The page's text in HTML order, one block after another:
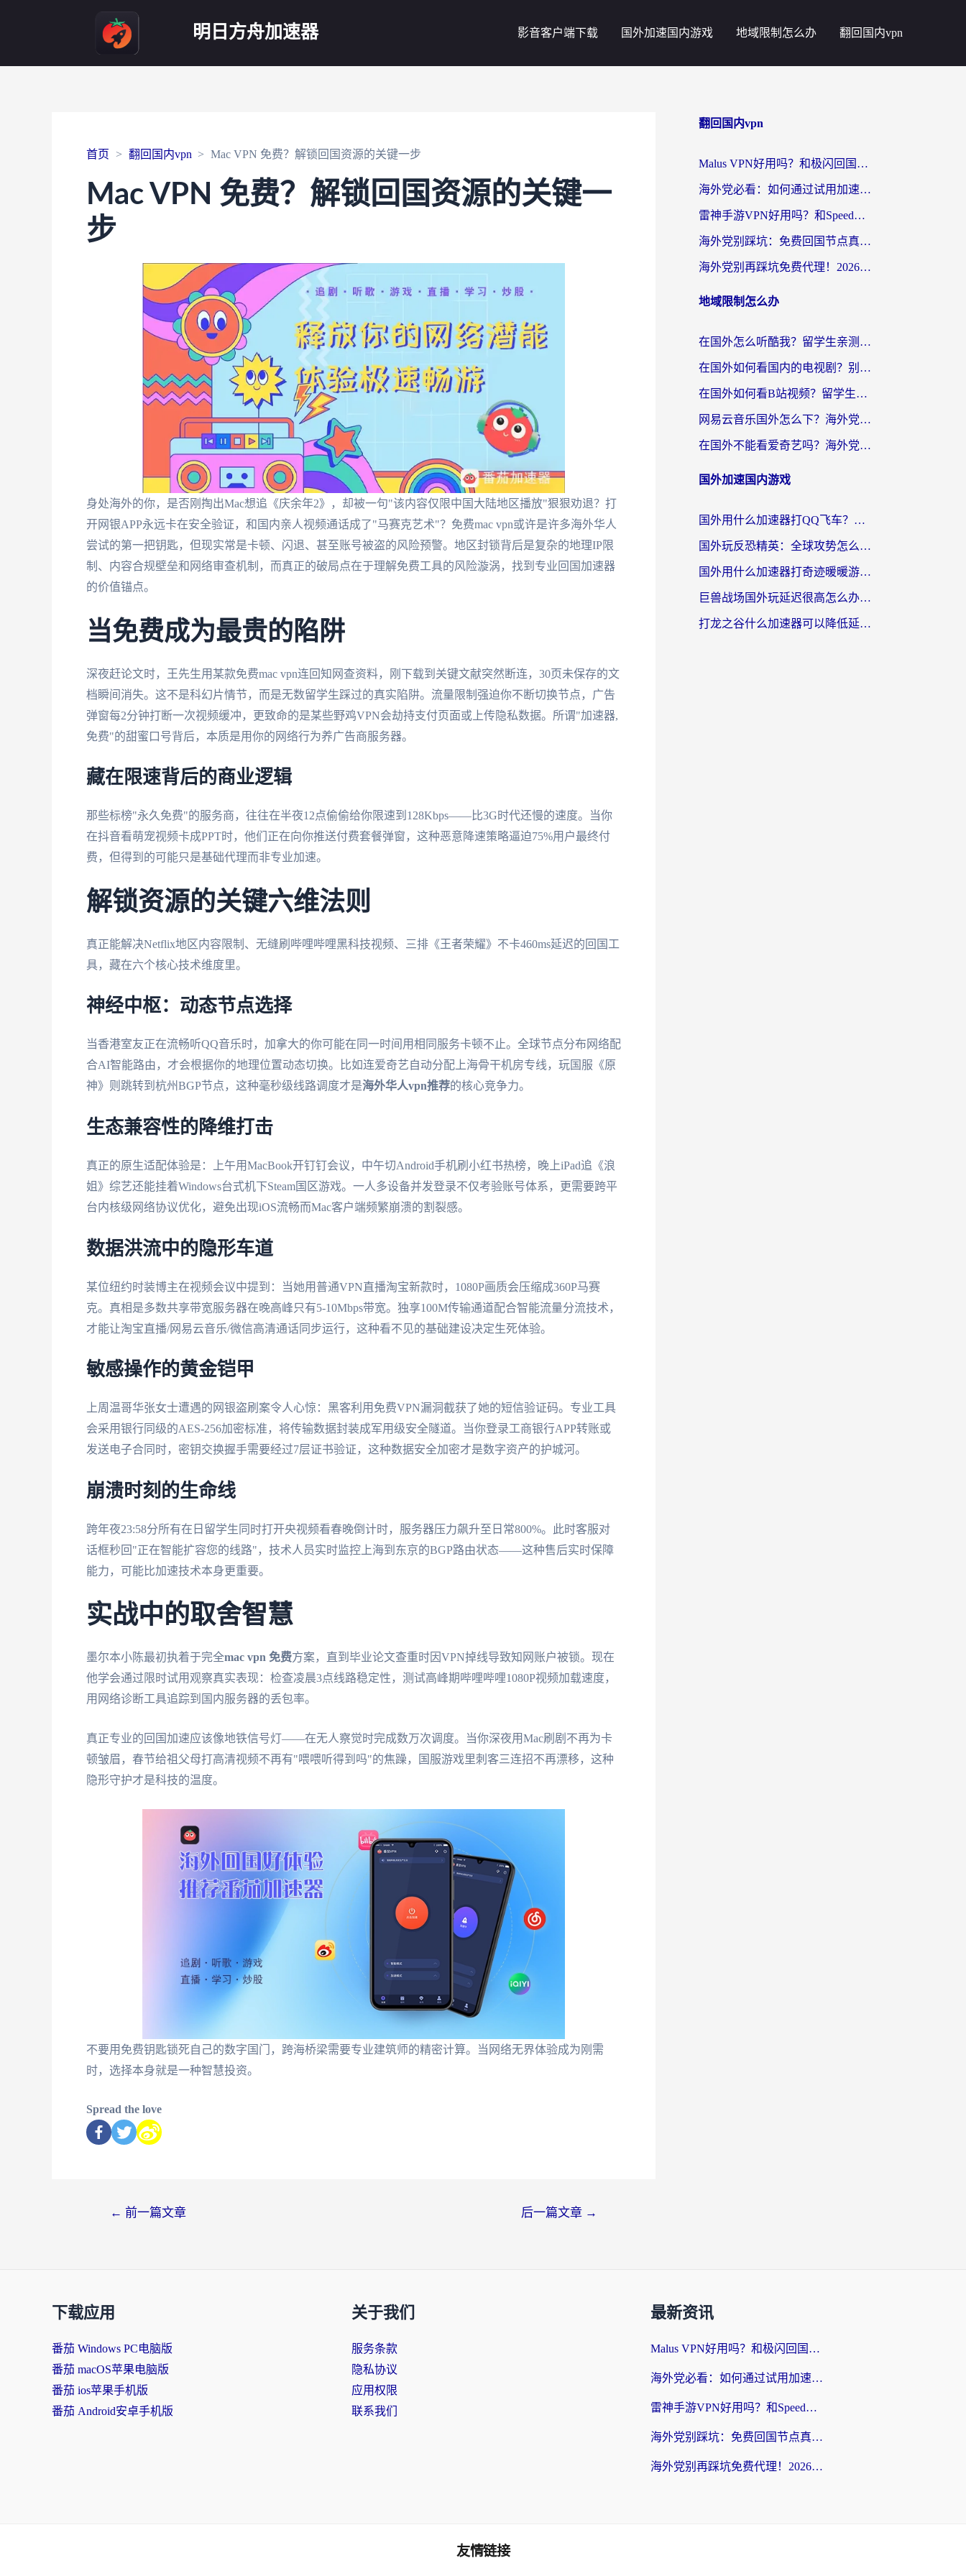
明日方舟加速器 影音客户端下载 国外加速国内游戏 地域限制怎么办 翻回国内vpn
首页 翻回国内vpn Mac VPN 免费？解锁回国资源的关键一步
Mac VPN 免费？解锁回国资源的关键一
步
身处海外的你，是否刚掏出Mac想追《庆余年2》，却被一句"该内容仅限中国大陆地区播放"狠狠劝退？打
开网银APP永远卡在安全验证，和国内亲人视频通话成了"马赛克艺术"？免费mac vpn或许是许多海外华人
尝试的第一把钥匙，但现实常是卡顿、闪退、甚至账号被盗的风险预警。地区封锁背后是复杂的地理IP限
制、内容合规壁垒和网络审查机制，而真正的破局点在于理解免费工具的风险漩涡，找到专业回国加速器
的价值锚点。
当免费成为最贵的陷阱
深夜赶论文时，王先生用某款免费mac vpn连回知网查资料，刚下载到关键文献突然断连，30页未保存的文
档瞬间消失。这不是科幻片情节，而是无数留学生踩过的真实陷阱。流量限制强迫你不断切换节点，广告
弹窗每2分钟打断一次视频缓冲，更致命的是某些野鸡VPN会劫持支付页面或上传隐私数据。所谓"加速器,
免费"的甜蜜口号背后，本质是用你的网络行为养广告商服务器。
藏在限速背后的商业逻辑
那些标榜"永久免费"的服务商，往往在半夜12点偷偷给你限速到128Kbps——比3G时代还慢的速度。当你
在抖音看萌宠视频卡成PPT时，他们正在向你推送付费套餐弹窗，这种恶意降速策略逼迫75%用户最终付
费，但得到的可能只是基础代理而非专业加速。
解锁资源的关键六维法则
真正能解决Netflix地区内容限制、无缝刷哔哩哔哩黑科技视频、三排《王者荣耀》不卡460ms延迟的回国工
具，藏在六个核心技术维度里。
神经中枢：动态节点选择
当香港室友正在流畅听QQ音乐时，加拿大的你可能在同一时间用相同服务卡顿不止。全球节点分布网络配
合AI智能路由，才会根据你的地理位置动态切换。比如连爱奇艺自动分配上海骨干机房专线，玩国服《原
神》则跳转到杭州BGP节点，这种毫秒级线路调度才是海外华人vpn推荐的核心竞争力。
生态兼容性的降维打击
真正的原生适配体验是：上午用MacBook开钉钉会议，中午切Android手机刷小红书热榜，晚上iPad追《浪
姐》综艺还能挂着Windows台式机下Steam国区游戏。一人多设备并发登录不仅考验账号体系，更需要跨平
台内核级网络协议优化，避免出现iOS流畅而Mac客户端频繁崩溃的割裂感。
数据洪流中的隐形车道
某位纽约时装博主在视频会议中提到：当她用普通VPN直播淘宝新款时，1080P画质会压缩成360P马赛
克。真相是多数共享带宽服务器在晚高峰只有5-10Mbps带宽。独享100M传输通道配合智能流量分流技术，
才能让淘宝直播/网易云音乐/微信高清通话同步运行，这种看不见的基础建设决定生死体验。
敏感操作的黄金铠甲
上周温哥华张女士遭遇的网银盗刷案令人心惊：黑客利用免费VPN漏洞截获了她的短信验证码。专业工具
会采用银行同级的AES-256加密标准，将传输数据封装成军用级安全隧道。当你登录工商银行APP转账或
发送电子合同时，密钥交换握手需要经过7层证书验证，这种数据安全加密才是数字资产的护城河。
崩溃时刻的生命线
跨年夜23:58分所有在日留学生同时打开央视频看春晚倒计时，服务器压力飙升至日常800%。此时客服对
话框秒回"正在智能扩容您的线路"，技术人员实时监控上海到东京的BGP路由状态——这种售后实时保障
能力，可能比加速技术本身更重要。
实战中的取舍智慧
墨尔本小陈最初执着于完全mac vpn 免费方案，直到毕业论文查重时因VPN掉线导致知网账户被锁。现在
他学会通过限时试用观察真实表现：检查凌晨3点线路稳定性，测试高峰期哔哩哔哩1080P视频加载速度，
用网络诊断工具追踪到国内服务器的丢包率。
真正专业的回国加速应该像地铁信号灯——在无人察觉时完成数万次调度。当你深夜用Mac刷剧不再为卡
顿皱眉，春节给祖父母打高清视频不再有"喂喂听得到吗"的焦躁，国服游戏里刺客三连招不再漂移，这种
隐形守护才是科技的温度。
不要用免费钥匙锁死自己的数字国门，跨海桥梁需要专业建筑师的精密计算。当网络无界体验成为刚需
时，选择本身就是一种智慧投资。
Spread the love
← 前一篇文章 后一篇文章 →
翻回国内vpn
Malus VPN好用吗？和极闪回国VPN对比哪个回国效果更好？海外党亲测3款加速器+避坑指南
海外党必看：如何通过试用加速器解决国内APP地区限制？附2026最新对比测评
雷神手游VPN好用吗？和SpeedCN VPN对比哪个回国效果更好？海外党亲测3款加速器+避坑指南
海外党别踩坑：免费回国节点真的靠谱吗？教你选对加速器无缝访问国内资源
海外党别再踩坑免费代理！2026回国加速器全攻略：从选线到避坑，无缝访问国内资源
地域限制怎么办
在国外怎么听酷我？留学生亲测：用对加速器就能畅听国内音乐听书
在国外如何看国内的电视剧？别让地域限制成为追剧路上的绊脚石
在国外如何看B站视频？留学生亲测有效的回国加速器选择指南
网易云音乐国外怎么下？海外党亲测有效的回国加速器指南
在国外不能看爱奇艺吗？海外党追剧必看的回国加速器选择指南
国外加速国内游戏
国外用什么加速器打QQ飞车？海外党亲测有效的国服游戏加速指南
国外玩反恐精英：全球攻势怎么不卡？老玩家亲测的加速器选择指南
国外用什么加速器打奇迹暖暖游戏？海外党国服手游畅玩全攻略（附3款热门游戏实测）
巨兽战场国外玩延迟很高怎么办？海外党亲测的国服游戏加速解决方案
打龙之谷什么加速器可以降低延迟？海外玩家亲测有效的国服加速指南
下载应用
番茄 Windows PC电脑版
番茄 macOS苹果电脑版
番茄 ios苹果手机版
番茄 Android安卓手机版
关于我们
服务条款
隐私协议
应用权限
联系我们
最新资讯
Malus VPN好用吗？和极闪回国VPN对比哪个回国效果更好？海外党亲测3款加速器+避坑指南
海外党必看：如何通过试用加速器解决国内APP地区限制？附2026最新对比测评
雷神手游VPN好用吗？和SpeedCN VPN对比哪个回国效果更好？海外党亲测3款加速器+避坑指南
海外党别踩坑：免费回国节点真的靠谱吗？教你选对加速器无缝访问国内资源
海外党别再踩坑免费代理！2026回国加速器全攻略：从选线到避坑，无缝访问国内资源
友情链接